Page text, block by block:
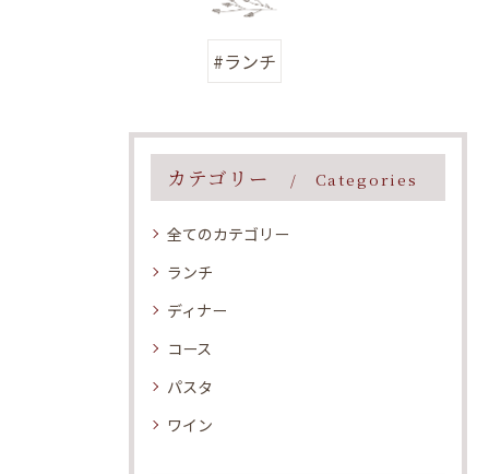
#ランチ
カテゴリー Categories
全てのカテゴリー
ランチ
ディナー
コース
パスタ
ワイン